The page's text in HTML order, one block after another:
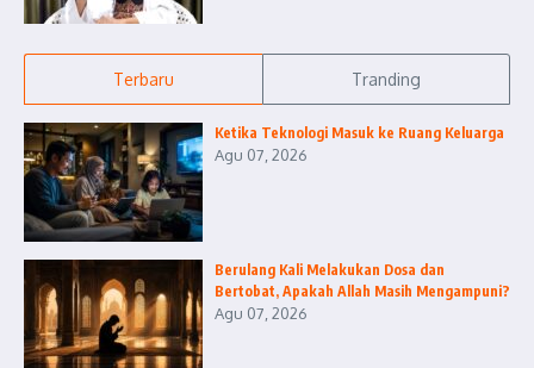
Terbaru Tranding
Ketika Teknologi Masuk ke Ruang Keluarga
Agu 07, 2026
Berulang Kali Melakukan Dosa dan
Bertobat, Apakah Allah Masih Mengampuni?
Agu 07, 2026